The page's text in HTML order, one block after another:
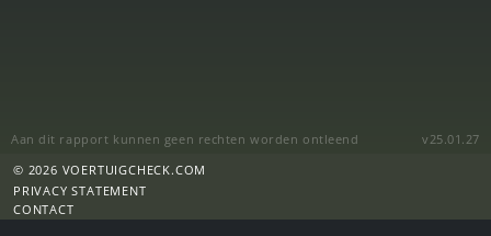
Aan dit rapport kunnen geen rechten worden ontleend
v25.01.27
© 2026 VOERTUIGCHECK.COM
PRIVACY STATEMENT
CONTACT